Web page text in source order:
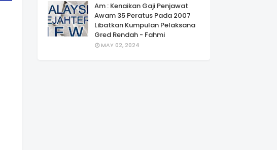
Am : Kenaikan Gaji Penjawat
Awam 35 Peratus Pada 2007
Libatkan Kumpulan Pelaksana
Gred Rendah - Fahmi
MAY 02, 2024